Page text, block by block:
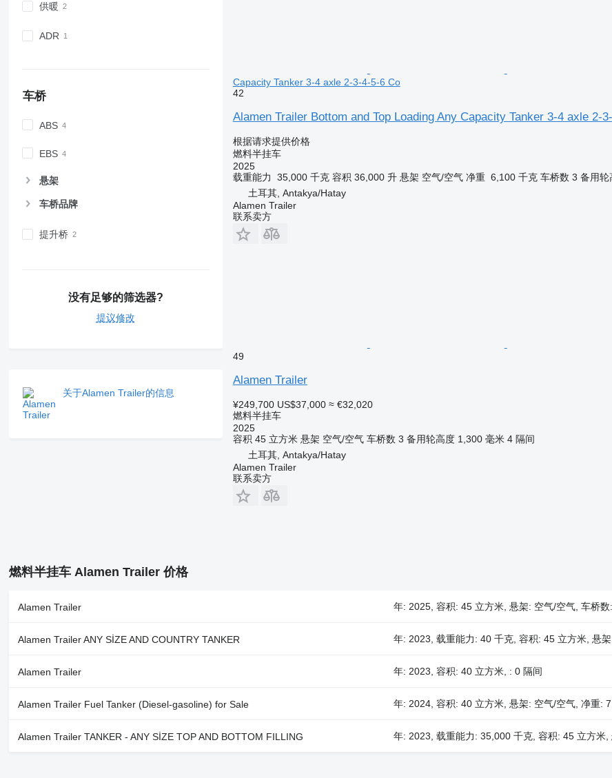
供暖
ADR
车桥
ABS
EBS
悬架
车桥品牌
提升桥
没有足够的筛选器?
提议修改
关于Alamen Trailer的信息
Capacity Tanker 3-4 axle 2-3-4-5-6 Co
42
Alamen Trailer Bottom and Top Loading Any Capacity Tanker 3-4 axle 2-
根据请求提供价格
燃料半挂车
2025
载重能力
35,000 千克 容积 36,000 升 悬架 空气/空气 净重 6,100 千克 车桥数 3 备用轮
土耳其, Antakya/Hatay
Alamen Trailer
联系卖方
49
Alamen Trailer
¥249,700 US$37,000 ≈ €32,020
燃料半挂车
2025
容积 45 立方米 悬架 空气/空气 车桥数 3 备用轮高度 1,300 毫米 4 隔间
土耳其, Antakya/Hatay
Alamen Trailer
联系卖方
燃料半挂车 Alamen Trailer 价格
Alamen Trailer 年: 2025, 容积: 45 立方米, 悬架: 空气/空气, 车桥
Alamen Trailer ANY SİZE AND COUNTRY TANKER 年: 2023, 载重能力: 40 千克, 容积: 45 立方米, 悬
Alamen Trailer 年: 2023, 容积: 40 立方米, : 0 隔间
Alamen Trailer Fuel Tanker (Diesel-gasoline) for Sale 年: 2024, 容积: 40 立方米, 悬架: 空气/空气, 净重:
Alamen Trailer TANKER - ANY SİZE TOP AND BOTTOM FILLING 年: 2023, 载重能力: 35,000 千克, 容积: 45 立方米